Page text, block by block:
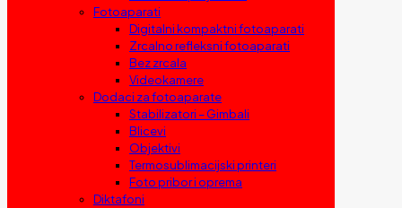
Fotoaparati
Digitalni kompaktni fotoaparati
Zrcalno refleksni fotoaparati
Bez zrcala
Videokamere
Dodaci za fotoaparate
Stabilizatori – Gimbali
Blicevi
Objektivi
Termosublimacijski printeri
Foto pribor i oprema
Diktafoni